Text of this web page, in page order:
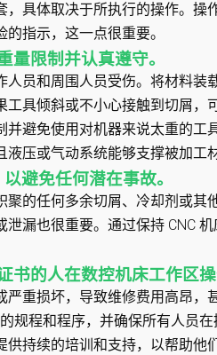
具体取决于所执行的操作。操
指示，这一点很重要。
量限制并认真遵守。
员和周围人员受伤。将材料装
具倾斜或不小心接触到切屑，
避免使用对机器来说太重的工
压或气动系统能够支撑被加工
避免任何潜在事故。
的任何多余切屑、冷却剂或其
漏也很重要。通过保持 CNC
的人在数控机床工作区操
重损坏，导致维修费用高昂，
规程和程序，并确保所有人员
持续的培训和支持，以帮助他